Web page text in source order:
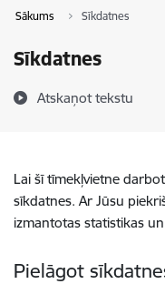
Sākums Sīkdatnes
Sīkdatnes
Atskaņot tekstu
Lai šī tīmekļvietne
sīkdatnes. Ar Jūsu
izmantotas statistikas
Pielāgot